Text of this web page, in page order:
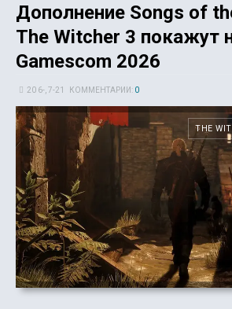
Дополнение Songs of
The Witcher 3 покажут
Gamescom 2026
20 6-, 7-21 КОММЕНТАРИИ: 0
THE